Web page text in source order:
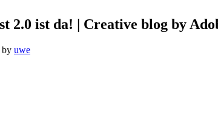
2.0 ist da! | Creative blog by
by uwe